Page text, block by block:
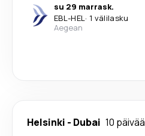
su 29 marrask.
EBL-HEL· 1 välilasku
Aegean
Helsinki - Dubai 10 päivää